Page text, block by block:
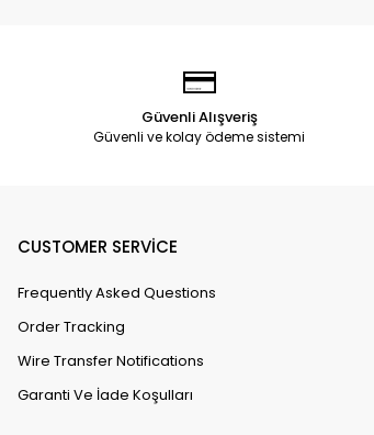
Güvenli Alışveriş
Güvenli ve kolay ödeme sistemi
CUSTOMER SERVİCE
Frequently Asked Questions
Order Tracking
Wire Transfer Notifications
Garanti Ve İade Koşulları